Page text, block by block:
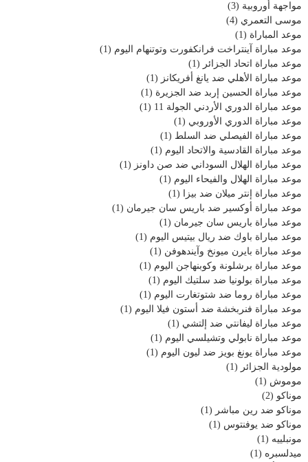
مواجهة أوروبية (3)
موسى التعمري (4)
موعد المباراة (1)
موعد مباراة آينتراخت فرانكفورت وتوتنهام اليوم (1)
موعد مباراة اتحاد الجزائر (1)
موعد مباراة الأهلي ضد يانغ أفريكانز (1)
موعد مباراة الحسين إربد ضد الجزيرة (1)
موعد مباراة الدوري الأردني الجولة 11
(1)
موعد مباراة الدوري الأوروبي (1)
موعد مباراة الفيصلي ضد السلط (1)
موعد مباراة القادسية والاتحاد اليوم (1)
موعد مباراة الهلال السوداني ضد صن داونز (1)
موعد مباراة الهلال والفيحاء اليوم (1)
موعد مباراة إنتر ميلان ضد بيزا (1)
موعد مباراة أوكسير ضد باريس سان جيرمان (1)
موعد مباراة باريس سان جيرمان (1)
موعد مباراة باوك ضد ريال بيتيس اليوم (1)
موعد مباراة بايرن ميونخ وآيندهوفن (1)
موعد مباراة برشلونة وكوبنهاجن اليوم (1)
موعد مباراة بولونيا ضد سلتيك اليوم (1)
موعد مباراة روما ضد شتوتغارت اليوم (1)
موعد مباراة فنربخشة ضد أستون فيلا اليوم (1)
موعد مباراة ليفانتي ضد إلتشي (1)
موعد مباراة نابولي وتشيلسي اليوم (1)
موعد مباراة يونغ بويز ضد ليون اليوم (1)
مولودية الجزائر (1)
موموش (1)
موناكو (2)
موناكو ضد رين مباشر (1)
موناكو ضد يوفنتوس (1)
مونبلييه (1)
ميدلسبره (1)